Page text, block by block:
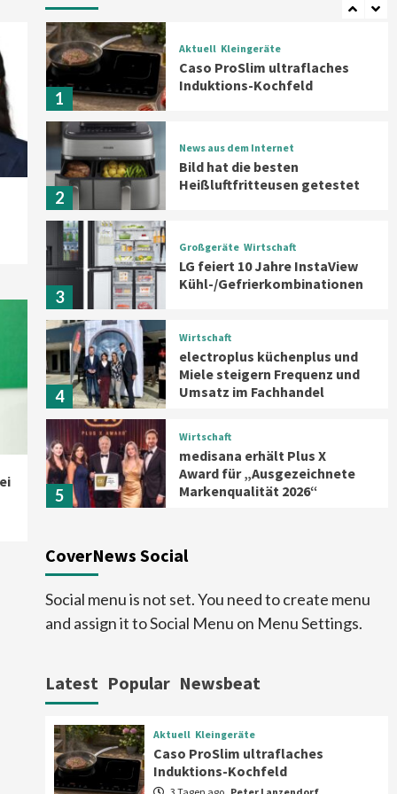
1
Aktuell Kleingeräte
Caso ProSlim ultraflaches
Induktions-Kochfeld
2
News aus dem Internet
Bild hat die besten
Heißluftfritteusen getestet
3
Großgeräte Wirtschaft
LG feiert 10 Jahre InstaView
Kühl-/Gefrierkombinationen
4
Wirtschaft
electroplus küchenplus und
Miele steigern Frequenz und
Umsatz im Fachhandel
5
Wirtschaft
medisana erhält Plus X
Award für „Ausgezeichnete
Markenqualität 2026“
6
Verbraucher setzen immer
Ventilatoren
7
Bird Angeboten
Kleingeräte
Caso ProSlim ultraflaches
Induktions-Kochfeld
CoverNews Social
Social menu is not set. You need to create menu
and assign it to Social Menu on Menu Settings.
Latest Popular Newsbeat
Aktuell Kleingeräte
Caso ProSlim ultraflaches
Induktions-Kochfeld